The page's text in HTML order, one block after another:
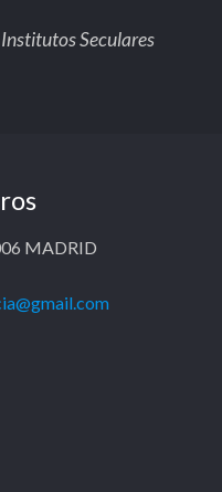
Seculares
MADRID